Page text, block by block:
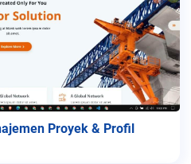
Proyek & Profil